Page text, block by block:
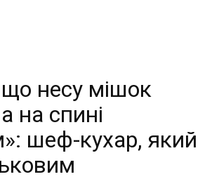
несу мішок
на спині
шеф-кухар, який